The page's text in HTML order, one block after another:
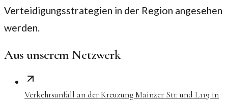
Verteidigungsstrategien in der Region angesehen
werden.
Aus unserem Netzwerk
Verkehrsunfall an der Kreuzung Mainzer Str. und L119 in